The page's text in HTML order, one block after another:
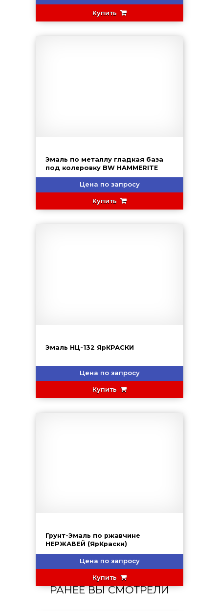
Купить
Эмаль по металлу гладкая база
под колеровку BW HAMMERITE
Цена по запросу
Купить
Эмаль НЦ-132 ЯрКРАСКИ
Цена по запросу
Купить
Грунт-Эмаль по ржавчине
НЕРЖАВЕЙ (ЯрКраски)
Цена по запросу
Купить
РАНЕЕ ВЫ СМОТРЕЛИ